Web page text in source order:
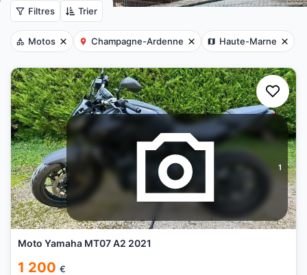
Filtres Trier
Motos Champagne-Ardenne Haute-Marne
1
Moto Yamaha MT07 A2 2021
1 200 €